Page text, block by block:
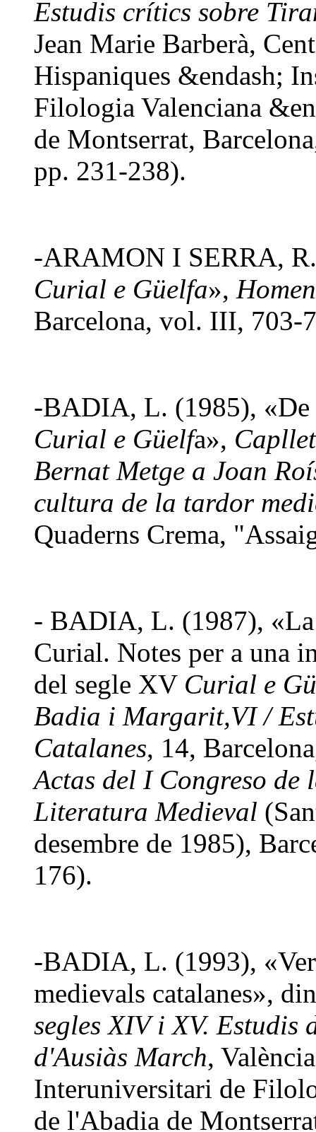
Estudis crítics sobre
Jean Marie Barberà,
Hispaniques &endash;
Filologia Valenciana
de Montserrat,
pp. 231-238).
-ARAMON I SERRA,
Curial e Güelfa»,
Barcelona, vol. III, 703-
-BADIA, L. (1985), «De
Curial e Güelfa»,
Bernat Metge a Joan
cultura de la tardor
Quaderns Crema,
- BADIA, L. (1987),
Curial. Notes per a una
del segle XV Curial e
Badia i Margarit,VI /
Catalanes, 14,
Actas del I Congreso de
Literatura Medieval
desembre de 1985),
176).
-BADIA, L. (1993),
medievals catalanes»,
segles XIV i XV.
d'Ausiàs March,
Interuniversitari de
de l'Abadia de